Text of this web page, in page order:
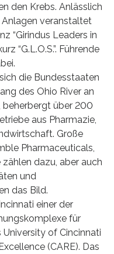
den Krebs. Anlässlich
veranstaltet
“Girindus Leaders in
“G.L.O.S.”. Führende
die Bundesstaaten
des Ohio River an
beherbergt über 200
aus Pharmazie,
Große
Pharmaceuticals,
dazu, aber auch
und
das Bild.
einer der
für
of Cincinnati
(CARE). Das